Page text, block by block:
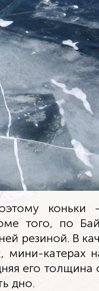
коньки
того, по
резиной. В
мини-катерах
его
дно.